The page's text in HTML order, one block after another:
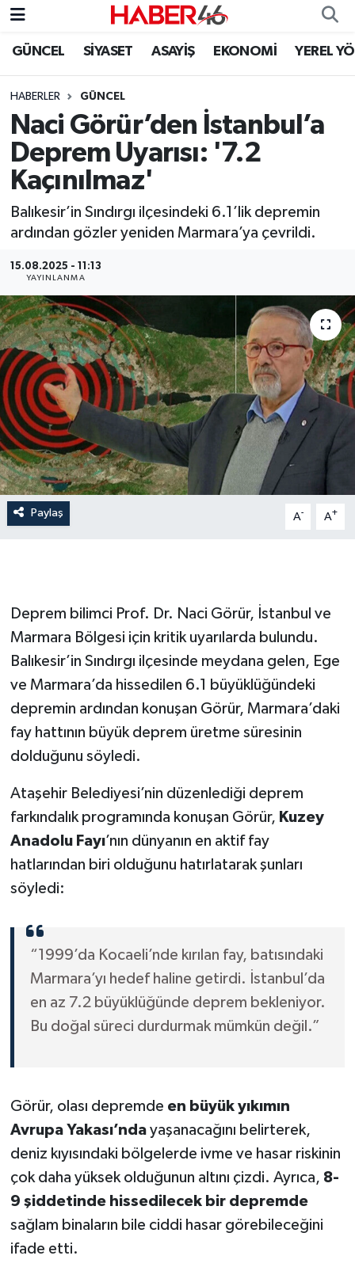
GÜNCEL SİYASET ASAYİŞ EKONOMİ YEREL
HABERLER GÜNCEL
Naci Görür’den İstanbul’a
Deprem Uyarısı: '7.2
Kaçınılmaz'
Balıkesir’in Sındırgı ilçesindeki 6.1’lik depremin
ardından gözler yeniden Marmara’ya çevrildi.
15.08.2025 - 11:13
YAYINLANMA
Paylaş A- A+
Deprem bilimci Prof. Dr. Naci Görür, İstanbul ve
Marmara Bölgesi için kritik uyarılarda bulundu.
Balıkesir’in Sındırgı ilçesinde meydana gelen, Ege
ve Marmara’da hissedilen 6.1 büyüklüğündeki
depremin ardından konuşan Görür, Marmara’daki
fay hattının büyük deprem üretme süresinin
dolduğunu söyledi.
Ataşehir Belediyesi’nin düzenlediği deprem
farkındalık programında konuşan Görür, Kuzey
Anadolu Fayı’nın dünyanın en aktif fay
hatlarından biri olduğunu hatırlatarak şunları
söyledi:
“1999’da Kocaeli’nde kırılan fay, batısındaki
Marmara’yı hedef haline getirdi. İstanbul’da
en az 7.2 büyüklüğünde deprem bekleniyor.
Bu doğal süreci durdurmak mümkün değil.”
Görür, olası depremde en büyük yıkımın
Avrupa Yakası’ndayaşanacağını belirterek,
deniz kıyısındaki bölgelerde ivme ve hasar riskinin
çok daha yüksek olduğunun altını çizdi. Ayrıca, 8-
9 şiddetinde hissedilecek bir depremde
sağlam binaların bile ciddi hasar görebileceğini
ifade etti.
GÜNCEL
SİYASET
SPOR
YAŞAM
TEKNOLOJİ
SAĞLIK
EĞİTİM
İLÇE HABERLERİ
KÜLTÜR-SANAT
KSÜ
DÜNYA
YEREL YÖNETİM
MEDYA
ÜÇÜNCÜ SAYFA
BİLİMNET
Yemek
SEÇİM 2014
KİM KİMDİR
ÇEK GÖNDER
HEDEF2020
OTOMOBİL
TARİH
Nöbetçi Eczaneler
Hava Durumu
Kahramanmaraş Namaz Vakitleri
Trafik Durumu
Süper Lig Puan Durumu ve Fikstür
Tüm Manşetler
Son Dakika Haberleri
Haber Arşivi